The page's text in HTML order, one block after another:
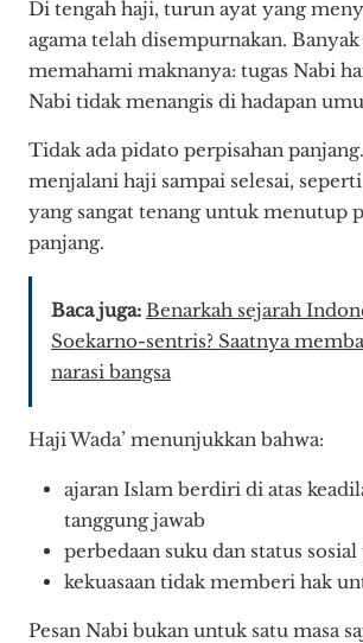
Di tengah haji, turun ayat yang
agama telah disempurnakan. Banyak
memahami maknanya: tugas Nabi
Nabi tidak menangis di hadapan
Tidak ada pidato perpisahan
menjalani haji sampai selesai, seperti
yang sangat tenang untuk menutup
panjang.
Baca juga: Benarkah sejarah
Soekarno-sentris? Saatnya
narasi bangsa
Haji Wada’ menunjukkan bahwa:
ajaran Islam berdiri di atas
tanggung jawab
perbedaan suku dan status
kekuasaan tidak memberi hak
Pesan Nabi bukan untuk satu masa